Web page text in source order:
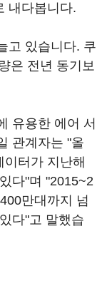
내다봅니다.
고 있습니다. 쿠
은 전년 동기보
유용한 에어 서
관계자는 "올
터가 지난해
다"며 "2015~2
만대까지 넘
다"고 말했습